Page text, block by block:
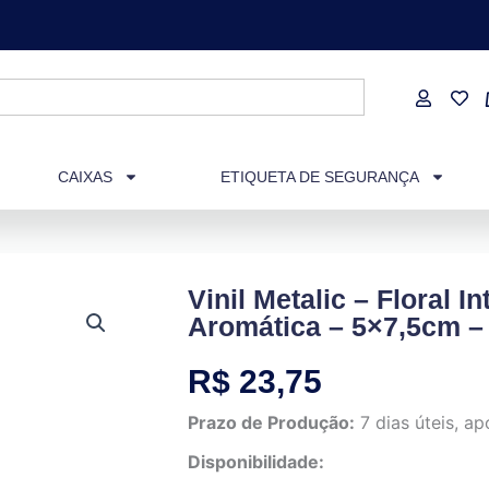
CAIXAS ETIQUETA DE SEGURANÇA
Vinil Metalic – Floral
Aromática – 5×7,5cm
R$ 23,75
Prazo de Produção: 7 dias úteis,
Disponibilidade: